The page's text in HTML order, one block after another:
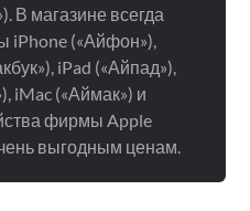
В магазине всегда
iPhone («Айфон»),
iPad («Айпад»),
iMac («Аймак») и
фирмы Apple
выгодным ценам.